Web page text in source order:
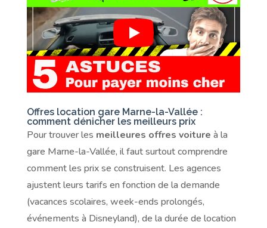
Offres location gare Marne-la-Vallée :
comment dénicher les meilleurs prix
Pour trouver les meilleures offres voiture à la
gare Marne-la-Vallée, il faut surtout comprendre
comment les prix se construisent. Les agences
ajustent leurs tarifs en fonction de la demande
(vacances scolaires, week-ends prolongés,
événements à Disneyland), de la durée de location